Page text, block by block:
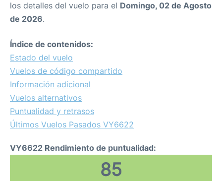
los detalles del vuelo para el Domingo, 02 de Agosto
de 2026.
Índice de contenidos:
Estado del vuelo
Vuelos de código compartido
Información adicional
Vuelos alternativos
Puntualidad y retrasos
Últimos Vuelos Pasados VY6622
VY6622 Rendimiento de puntualidad:
85